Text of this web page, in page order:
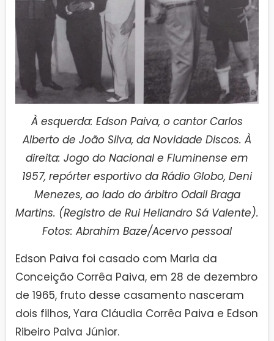
À esquerda: Edson Paiva, o cantor Carlos
Alberto de João Silva, da Novidade Discos. À
direita: Jogo do Nacional e Fluminense em
1957, repórter esportivo da Rádio Globo, Deni
Menezes, ao lado do árbitro Odail Braga
Martins. (Registro de Rui Heliandro Sá Valente).
Fotos: Abrahim Baze/Acervo pessoal
Edson Paiva foi casado com Maria da
Conceição Corrêa Paiva, em 28 de dezembro
de 1965, fruto desse casamento nasceram
dois filhos, Yara Cláudia Corrêa Paiva e Edson
Ribeiro Paiva Júnior.